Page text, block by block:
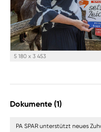
5 180 x 3 453
Dokumente (1)
PA SPAR unterstützt neues